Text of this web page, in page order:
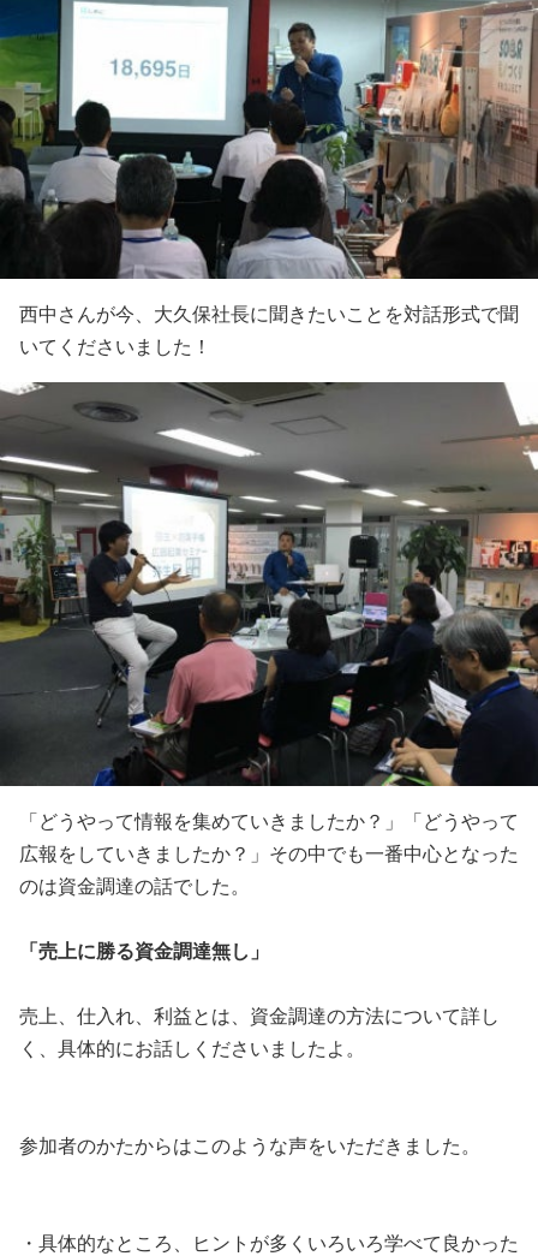
西中さんが今、大久保社長に聞きたいことを対話形式で聞
いてくださいました！
「どうやって情報を集めていきましたか？」「どうやって
広報をしていきましたか？」その中でも一番中心となった
のは資金調達の話でした。
「売上に勝る資金調達無し」
売上、仕入れ、利益とは、資金調達の方法について詳し
く、具体的にお話しくださいましたよ。
参加者のかたからはこのような声をいただきました。
・具体的なところ、ヒントが多くいろいろ学べて良かった